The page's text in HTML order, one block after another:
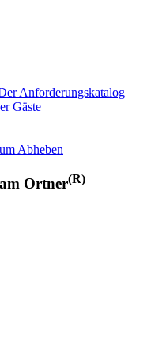
Anforderungskatalog
Gäste
Abheben
Ortner(R)